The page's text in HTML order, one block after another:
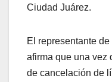
Ciudad Juárez.
El representante
afirma que una vez
de cancelación de